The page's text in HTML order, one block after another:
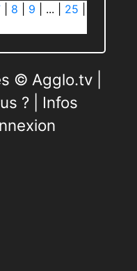
8 9 ... 25
© Agglo.tv |
?| Infos